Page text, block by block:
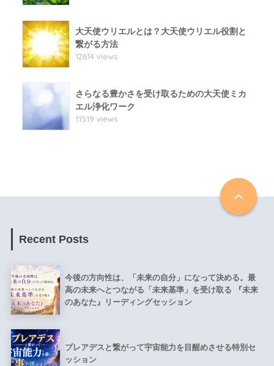
大天使ウリエルとは？大天使ウリエル役割と
繋がる方法
12614 views
さらなる豊かさを受け取るための大天使ミカ
エル浄化ワーク
11519 views
Recent Posts
今後の方向性は、「未来の自分」になって決める。最
高の未来へとつながる「未来基準」を受け取る 『未来
のあなた』リーディングセッション
プレアデスと繋がって宇宙能力を目醒めさせる特別セ
ッション